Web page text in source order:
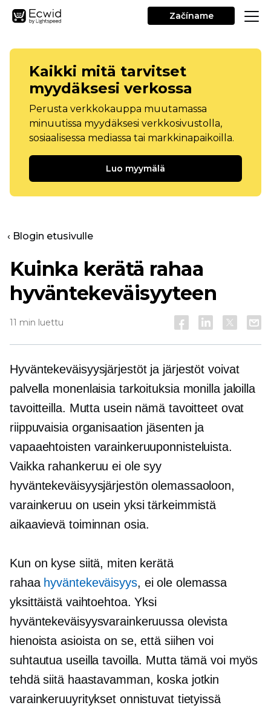
Začíname
Kaikki mitä tarvitset
myydäksesi verkossa
Perusta verkkokauppa muutamassa
minuutissa myydäksesi verkkosivustolla,
sosiaalisessa mediassa tai markkinapaikoilla.
Luo myymälä
‹ Blogin etusivulle
Kuinka kerätä rahaa
hyväntekeväisyyteen
11 min luettu
Hyväntekeväisyysjärjestöt ja järjestöt voivat
palvella monenlaisia ​​tarkoituksia monilla jaloilla
tavoitteilla. Mutta usein nämä tavoitteet ovat
riippuvaisia ​​organisaation jäsenten ja
vapaaehtoisten varainkeruuponnisteluista.
Vaikka rahankeruu ei ole syy
hyväntekeväisyysjärjestön olemassaoloon,
varainkeruu on usein yksi tärkeimmistä
aikaavievä toiminnan osia.
Kun on kyse siitä, miten kerätä
rahaa hyväntekeväisyys, ei ole olemassa
yksittäistä vaihtoehtoa. Yksi
hyväntekeväisyysvarainkeruussa olevista
hienoista asioista on se, että siihen voi
suhtautua useilla tavoilla. Mutta tämä voi myös
tehdä siitä haastavamman, koska jotkin
varainkeruuyritykset onnistuvat tietyissä